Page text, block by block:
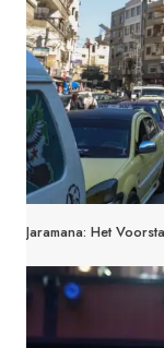
Jaramana: Het